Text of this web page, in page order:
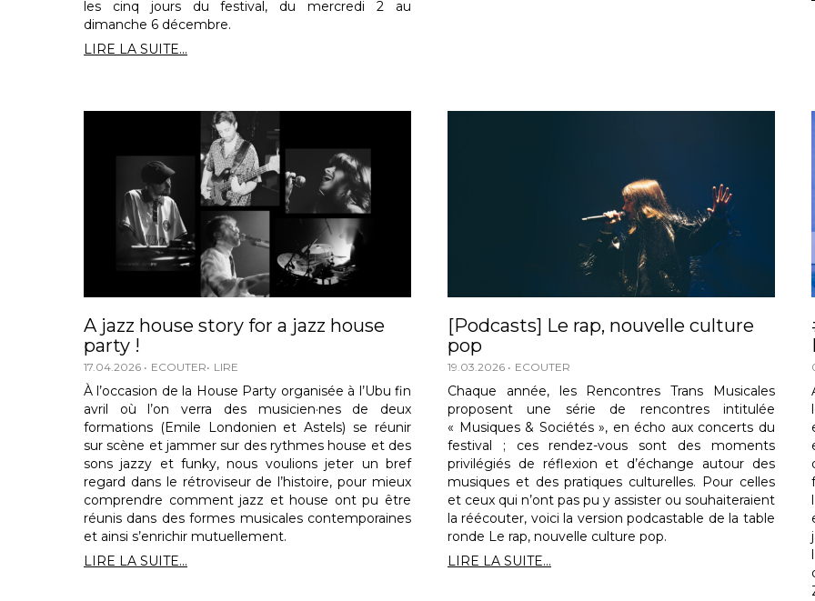
les cinq jours du festival, du mercredi 2 au
dimanche 6 décembre.
LIRE LA SUITE...
A jazz house story for a jazz house
party !
17.04.2026 ECOUTER LIRE
À l’occasion de la House Party organisée à l’Ubu fin
avril où l’on verra des musicien·nes de deux
formations (Emile Londonien et Astels) se réunir
sur scène et jammer sur des rythmes house et des
sons jazzy et funky, nous voulions jeter un bref
regard dans le rétroviseur de l’histoire, pour mieux
comprendre comment jazz et house ont pu être
réunis dans des formes musicales contemporaines
et ainsi s’enrichir mutuellement.
LIRE LA SUITE...
[Podcasts] Le rap, nouvelle culture
pop
19.03.2026 ECOUTER
Chaque année, les Rencontres Trans Musicales
proposent une série de rencontres intitulée
« Musiques & Sociétés », en écho aux concerts du
festival ; ces rendez-vous sont des moments
privilégiés de réflexion et d’échange autour des
musiques et des pratiques culturelles. Pour celles
et ceux qui n’ont pas pu y assister ou souhaiteraient
la réécouter, voici la version podcastable de la table
ronde Le rap, nouvelle culture pop.
LIRE LA SUITE...